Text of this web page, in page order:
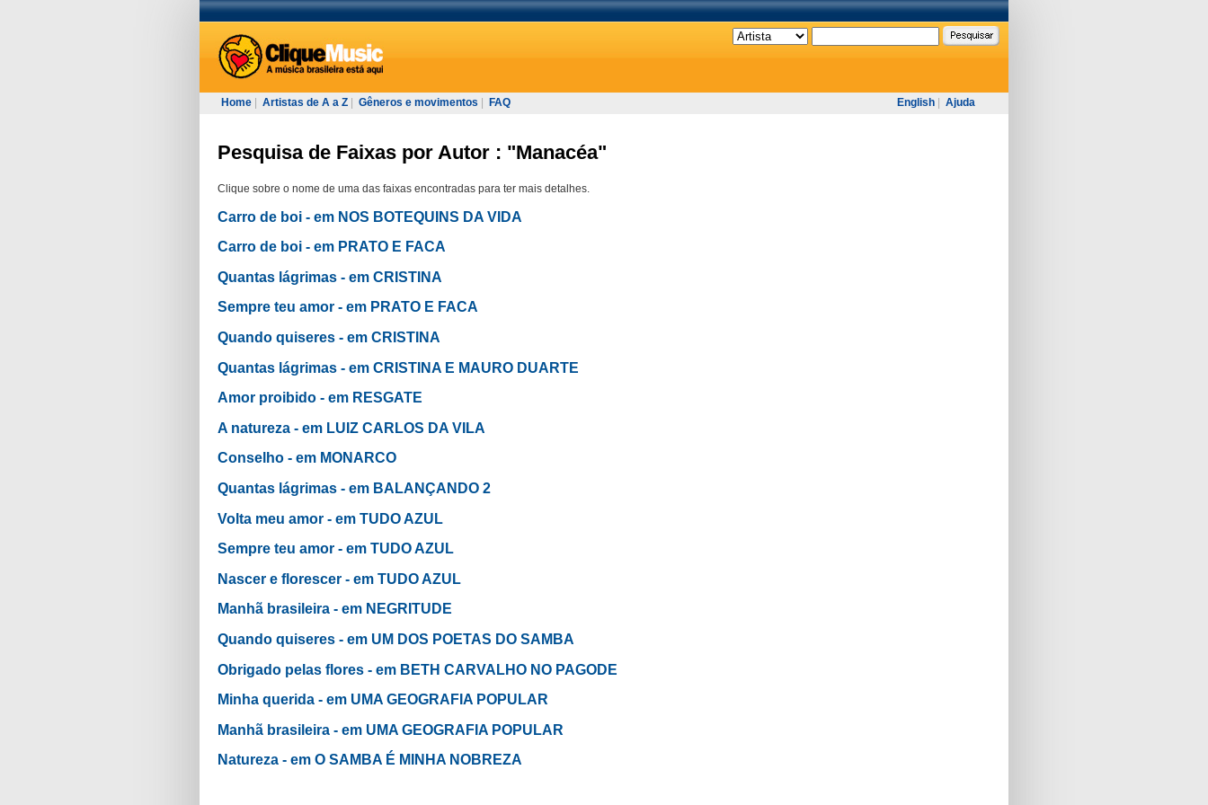
Home Artistas de A a Z Gêneros e movimentos FAQ English Ajuda
Pesquisa de Faixas por Autor : "Manacéa"
Clique sobre o nome de uma das faixas encontradas para ter mais detalhes.
Carro de boi - em NOS BOTEQUINS DA VIDA
Carro de boi - em PRATO E FACA
Quantas lágrimas - em CRISTINA
Sempre teu amor - em PRATO E FACA
Quando quiseres - em CRISTINA
Quantas lágrimas - em CRISTINA E MAURO DUARTE
Amor proibido - em RESGATE
A natureza - em LUIZ CARLOS DA VILA
Conselho - em MONARCO
Quantas lágrimas - em BALANÇANDO 2
Volta meu amor - em TUDO AZUL
Sempre teu amor - em TUDO AZUL
Nascer e florescer - em TUDO AZUL
Manhã brasileira - em NEGRITUDE
Quando quiseres - em UM DOS POETAS DO SAMBA
Obrigado pelas flores - em BETH CARVALHO NO PAGODE
Minha querida - em UMA GEOGRAFIA POPULAR
Manhã brasileira - em UMA GEOGRAFIA POPULAR
Natureza - em O SAMBA É MINHA NOBREZA